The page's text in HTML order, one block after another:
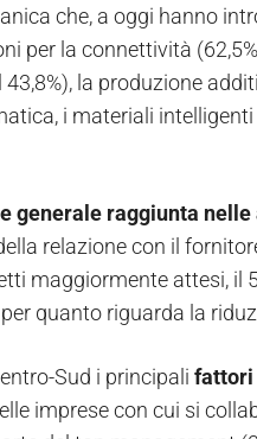
che, a oggi hanno
per la connettività
la produzione
i materiali
generale raggiunta nelle
relazione con il
maggiormente attesi, il
quanto riguarda la
Sud i principali fattori
imprese con cui si